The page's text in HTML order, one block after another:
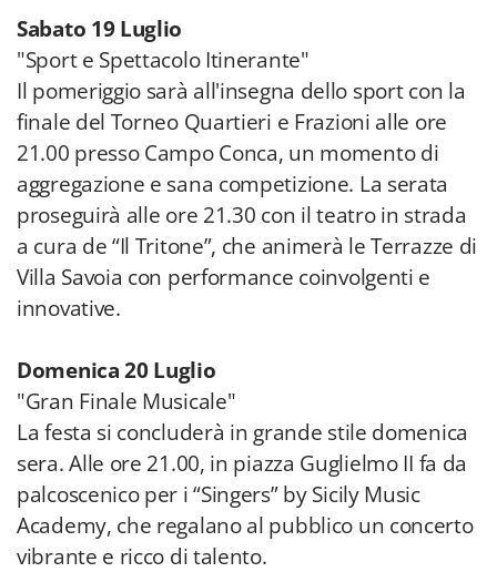
Sabato 19 Luglio
"Sport e Spettacolo Itinerante"
Il pomeriggio sarà all'insegna dello sport con la
finale del Torneo Quartieri e Frazioni alle ore
21.00 presso Campo Conca, un momento di
aggregazione e sana competizione. La serata
proseguirà alle ore 21.30 con il teatro in strada
a cura de “Il Tritone”, che animerà le Terrazze di
Villa Savoia con performance coinvolgenti e
innovative.
Domenica 20 Luglio
"Gran Finale Musicale"
La festa si concluderà in grande stile domenica
sera. Alle ore 21.00, in piazza Guglielmo II fa da
palcoscenico per i “Singers” by Sicily Music
Academy, che regalano al pubblico un concerto
vibrante e ricco di talento.